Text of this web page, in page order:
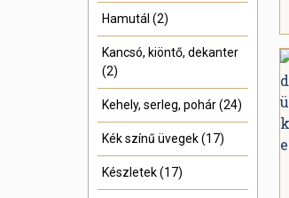
Hamutál (2)
Kancsó, kiöntő, dekanter
(2)
Kehely, serleg, pohár (24)
Kék színű üvegek (17)
Készletek (17)